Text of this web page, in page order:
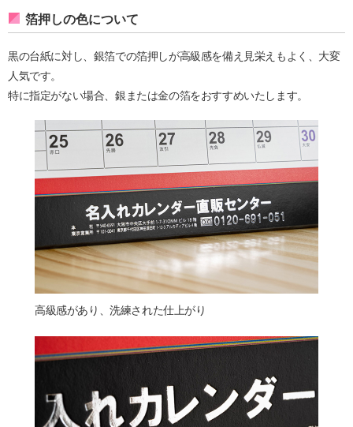
箔押しの色について
黒の台紙に対し、銀箔での箔押しが高級感を備え見栄えもよく、大変
人気です。
特に指定がない場合、銀または金の箔をおすすめいたします。
高級感があり、洗練された仕上がり